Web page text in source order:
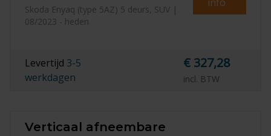
Skoda Enyaq (type 5AZ) 5 deurs, SUV |
08/2023 - heden
Levertijd 3-5
werkdagen
€ 327,28
incl. BTW
Verticaal afneembare